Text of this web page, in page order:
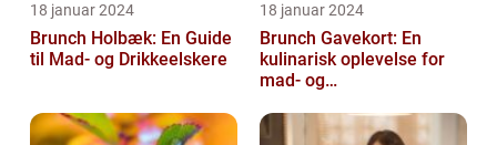
18 januar 2024
Brunch Holbæk: En Guide
til Mad- og Drikkeelskere
18 januar 2024
Brunch Gavekort: En
kulinarisk oplevelse for
mad- og